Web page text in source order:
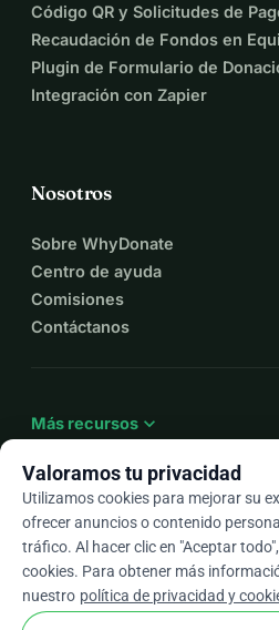
Código QR y Solicitudes de
Recaudación de Fondos en
Plugin de Formulario de
Integración con Zapier
Nosotros
Sobre WhyDonate
Centro de ayuda
Comisiones
Contáctanos
Más recursos expand_more
Esarrow_drop_down
★★★★★4,9 / 5 según más de
Valoramos tu privacidad
Utilizamos cookies para mejorar su
ofrecer anuncios o contenido
tráfico. Al hacer clic en "Aceptar
cookies. Para obtener más
nuestro política de privacidad y